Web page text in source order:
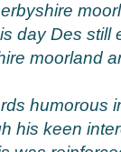
day Des still
moorland
humorous
his keen